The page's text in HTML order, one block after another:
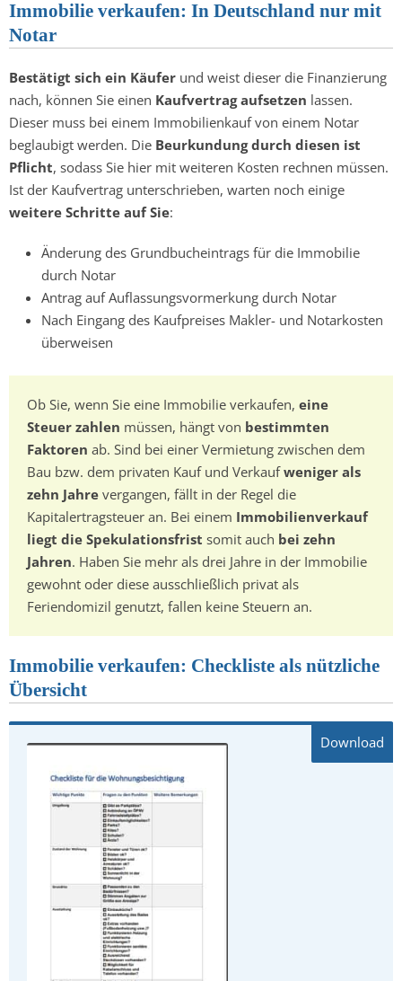
Immobilie verkaufen: In Deutschland nur mit
Notar
Bestätigt sich ein Käufer und weist dieser die Finanzierung
nach, können Sie einen Kaufvertrag aufsetzen lassen.
Dieser muss bei einem Immobilienkauf von einem Notar
beglaubigt werden. Die Beurkundung durch diesen ist
Pflicht, sodass Sie hier mit weiteren Kosten rechnen müssen.
Ist der Kaufvertrag unterschrieben, warten noch einige
weitere Schritte auf Sie:
Änderung des Grundbucheintrags für die Immobilie
durch Notar
Antrag auf Auflassungsvormerkung durch Notar
Nach Eingang des Kaufpreises Makler- und Notarkosten
überweisen
Ob Sie, wenn Sie eine Immobilie verkaufen, eine
Steuer zahlen müssen, hängt von bestimmten
Faktoren ab. Sind bei einer Vermietung zwischen dem
Bau bzw. dem privaten Kauf und Verkaufweniger als
zehn Jahre vergangen, fällt in der Regel die
Kapitalertragsteuer an. Bei einem Immobilienverkauf
liegt die Spekulationsfrist somit auch bei zehn
Jahren. Haben Sie mehr als drei Jahre in der Immobilie
gewohnt oder diese ausschließlich privat als
Feriendomizil genutzt, fallen keine Steuern an.
Immobilie verkaufen: Checkliste als nützliche
Übersicht